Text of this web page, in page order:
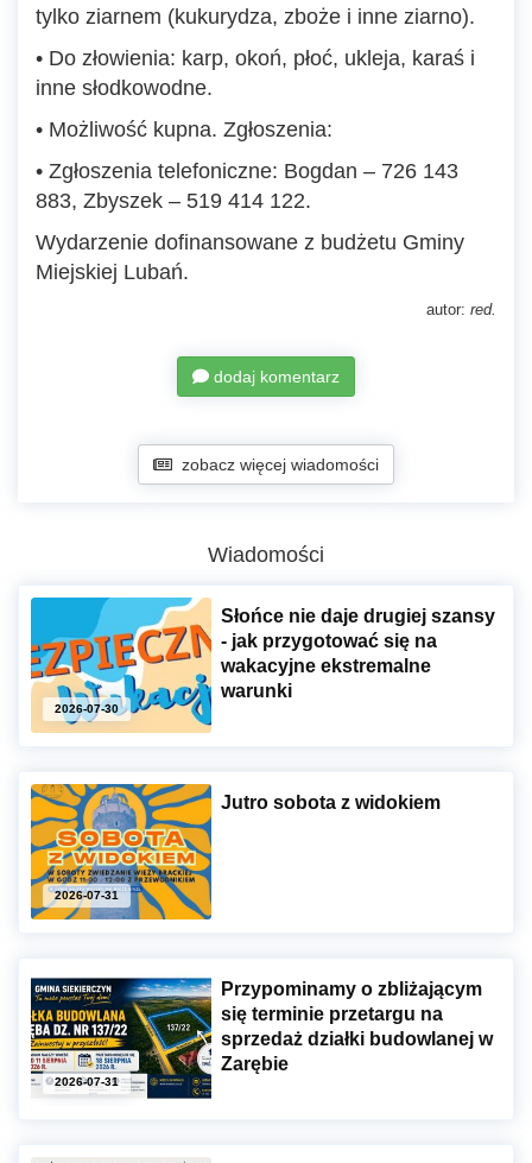
tylko ziarnem (kukurydza, zboże i inne ziarno).
• Do złowienia: karp, okoń, płoć, ukleja, karaś i
inne słodkowodne.
• Możliwość kupna. Zgłoszenia:
• Zgłoszenia telefoniczne: Bogdan – 726 143
883, Zbyszek – 519 414 122.
Wydarzenie dofinansowane z budżetu Gminy
Miejskiej Lubań.
autor: red.
dodaj komentarz
zobacz więcej wiadomości
Wiadomości
2026-07-30
Słońce nie daje drugiej szansy
- jak przygotować się na
wakacyjne ekstremalne
warunki
2026-07-31
Jutro sobota z widokiem
2026-07-31
Przypominamy o zbliżającym
się terminie przetargu na
sprzedaż działki budowlanej w
Zarębie